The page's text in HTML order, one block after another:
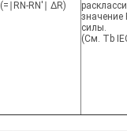
(=∣RN-RN'∣ ΔR)
значение
силы.
(См. Tb